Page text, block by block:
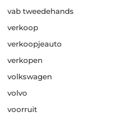
vab tweedehands
verkoop
verkoopjeauto
verkopen
volkswagen
volvo
voorruit